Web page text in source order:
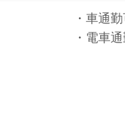
・車通
・電車